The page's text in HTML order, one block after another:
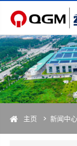
主页 新闻中心